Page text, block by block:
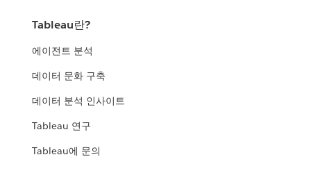
Tableau란?
에이전트 분석
데이터 문화 구축
데이터 분석 인사이트
Tableau 연구
Tableau에 문의